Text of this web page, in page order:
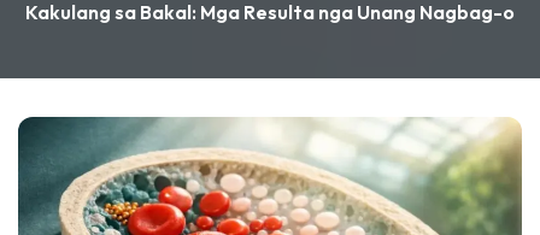
Kakulang sa Bakal: Mga Resulta nga Unang Nagbag-o